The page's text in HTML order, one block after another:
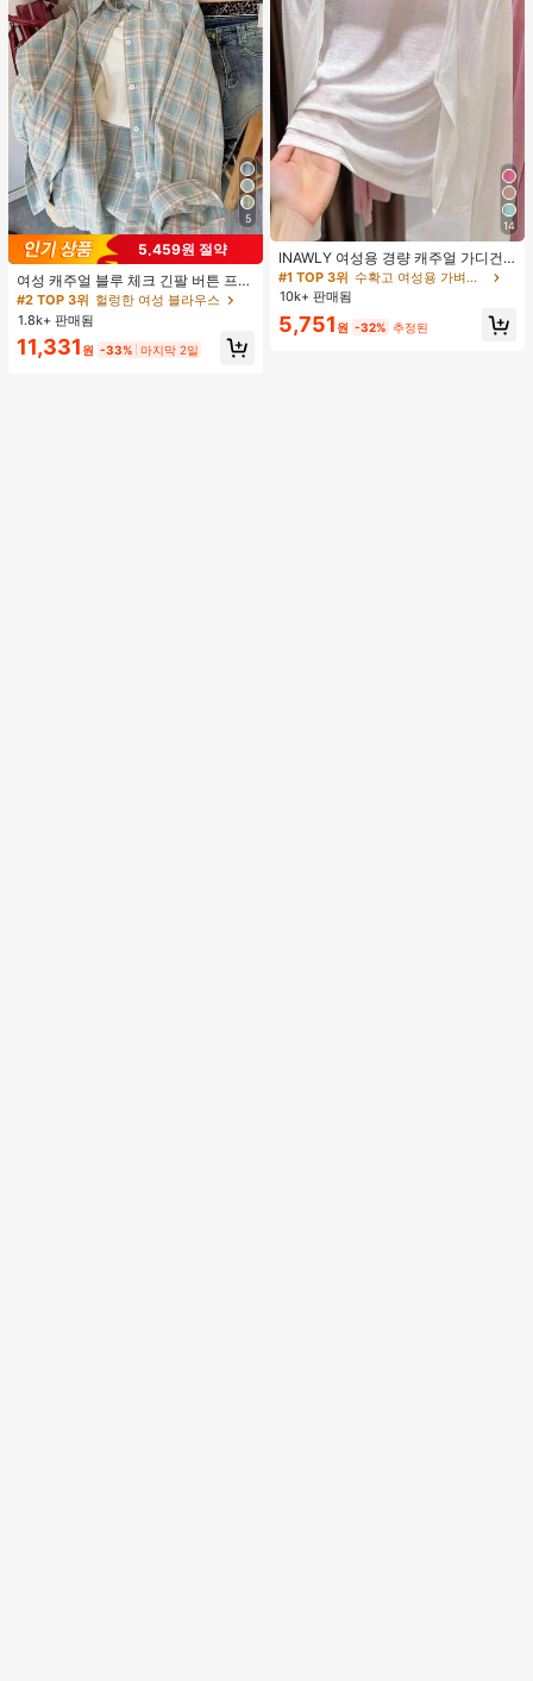
5
5,459원 절약
여성 캐주얼 블루 체크 긴팔 버튼 프론
트 폴리에스터 셔츠, 레귤러 핏, 봄 의
류, 편안한 스타일
#2 TOP 3위 헐렁한 여성 블라우스
1.8k+ 판매됨
11,331 원 -33% 마지막 2일
14
INAWLY 여성용 경량 캐주얼 가디건,
여름
#1 TOP 3위
수확고 여성용 가벼운 카디건
10k+ 판매됨
5,751 원 -32% 추정된